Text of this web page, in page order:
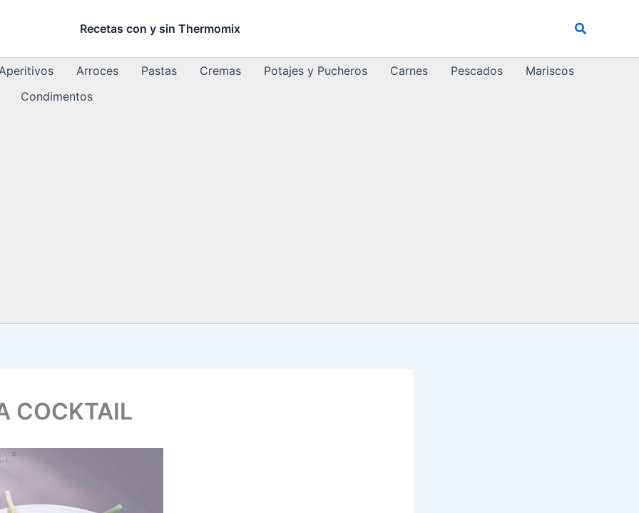
Recetas con y sin Thermomix Buscar
Arroces Pastas Cremas Potajes y Pucheros Carnes Pescados
Mariscos
Condimentos
COCKTAIL